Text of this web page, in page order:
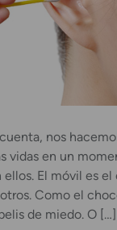
nos
vidas en un
El móvil es
Como el
de miedo. O […]